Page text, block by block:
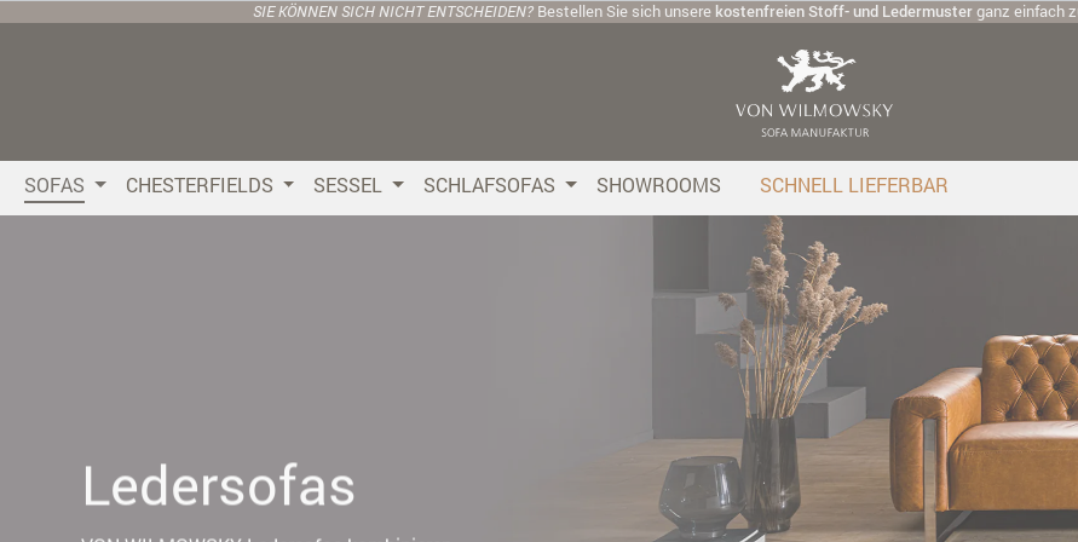
Hauptinhalt springen
Zur Suche springen
Zur Hauptnavigation springen
SIE KÖNNEN SICH NICHT ENTSCHEIDEN? Bestellen Sie sich unsere kostenfreien Stoff- und Ledermusterganz einfach
SOFAS CHESTERFIELDS SESSEL SCHLAFSOFAS SHOWROOMS SCHNELL LIEFERBAR
Ledersofas